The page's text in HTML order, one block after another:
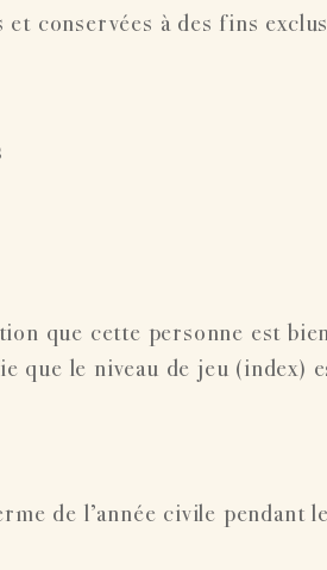
conservées à des fins
que cette personne est
que le niveau de jeu (index)
de l’année civile pendant